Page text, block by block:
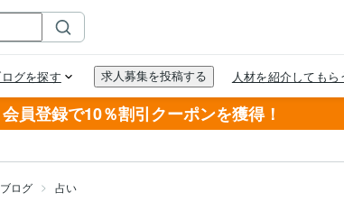
会員登録で10％割引クーポンを獲得！
ブログ 占い